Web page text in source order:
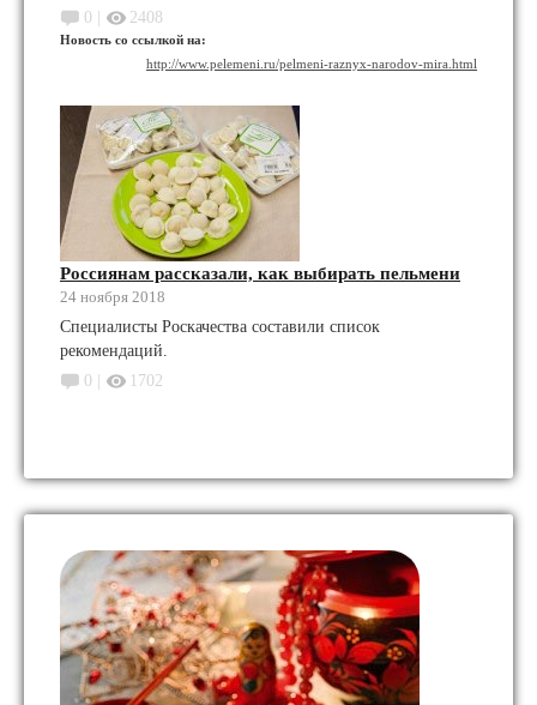
0 | 2408
Новость со ссылкой на:
http://www.pelemeni.ru/pelmeni-raznyx-narodov-mira.html
Россиянам рассказали, как выбирать пельмени
24 ноября 2018
Специалисты Роскачества составили список
рекомендаций.
0 |
1702